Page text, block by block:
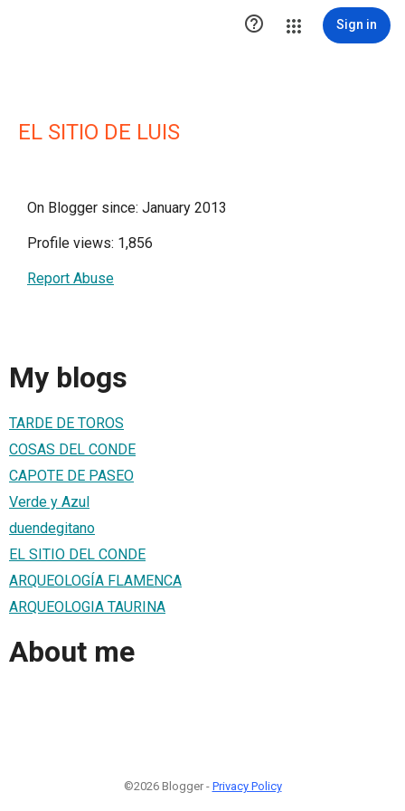
 Sign in
EL SITIO DE LUIS
On Blogger since: January 2013
Profile views: 1,856
Report Abuse
My blogs
TARDE DE TOROS
COSAS DEL CONDE
CAPOTE DE PASEO
Verde y Azul
duendegitano
EL SITIO DEL CONDE
ARQUEOLOGÍA FLAMENCA
ARQUEOLOGIA TAURINA
About me
©2026 Blogger - Privacy Policy